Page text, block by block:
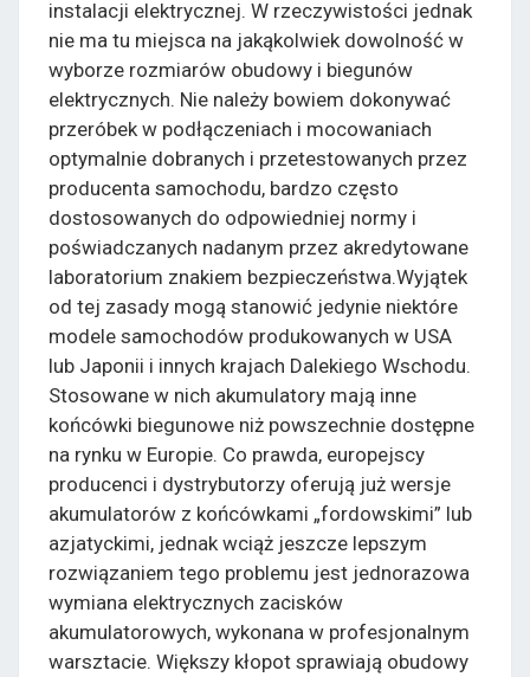
instalacji elektrycznej. W rzeczywistości jednak
nie ma tu miejsca na jakąkolwiek dowolność w
wyborze rozmiarów obudowy i biegunów
elektrycznych. Nie należy bowiem dokonywać
przeróbek w podłączeniach i mocowaniach
optymalnie dobranych i przetestowanych przez
producenta samochodu, bardzo często
dostosowanych do odpowiedniej normy i
poświadczanych nadanym przez akredytowane
laboratorium znakiem bezpieczeństwa.Wyjątek
od tej zasady mogą stanowić jedynie niektóre
modele samochodów produkowanych w USA
lub Japonii i innych krajach Dalekiego Wschodu.
Stosowane w nich akumulatory mają inne
końcówki biegunowe niż powszechnie dostępne
na rynku w Europie. Co prawda, europejscy
producenci i dystrybutorzy oferują już wersje
akumulatorów z końcówkami „fordowskimi” lub
azjatyckimi, jednak wciąż jeszcze lepszym
rozwiązaniem tego problemu jest jednorazowa
wymiana elektrycznych zacisków
akumulatorowych, wykonana w profesjonalnym
warsztacie. Większy kłopot sprawiają obudowy